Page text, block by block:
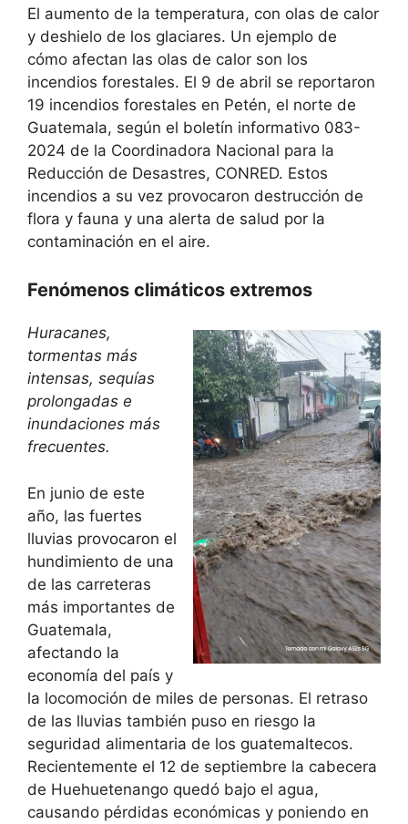
El aumento de la temperatura, con olas de calor
y deshielo de los glaciares. Un ejemplo de
cómo afectan las olas de calor son los
incendios forestales. El 9 de abril se reportaron
19 incendios forestales en Petén, el norte de
Guatemala, según el boletín informativo 083-
2024 de la Coordinadora Nacional para la
Reducción de Desastres, CONRED. Estos
incendios a su vez provocaron destrucción de
flora y fauna y una alerta de salud por la
contaminación en el aire.
Fenómenos climáticos extremos
Huracanes,
tormentas más
intensas, sequías
prolongadas e
inundaciones más
frecuentes.
En junio de este
año, las fuertes
lluvias provocaron el
hundimiento de una
de las carreteras
más importantes de
Guatemala,
afectando la
economía del país y
la locomoción de miles de personas. El retraso
de las lluvias también puso en riesgo la
seguridad alimentaria de los guatemaltecos.
Recientemente el 12 de septiembre la cabecera
de Huehuetenango quedó bajo el agua,
causando pérdidas económicas y poniendo en